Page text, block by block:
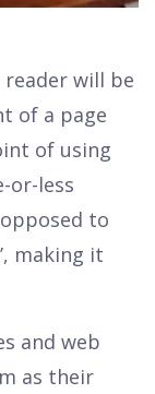
will be
of a page
of using
or-less
to
making it
and web
as their